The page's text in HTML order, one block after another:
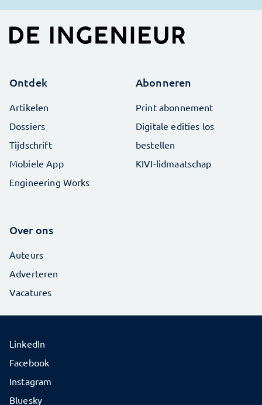
Ontdek
Artikelen
Dossiers
Tijdschrift
Mobiele App
Engineering Works
Abonneren
Print abonnement
Digitale edities los
bestellen
KIVI-lidmaatschap
Over ons
Auteurs
Adverteren
Vacatures
LinkedIn
Facebook
Instagram
Bluesky